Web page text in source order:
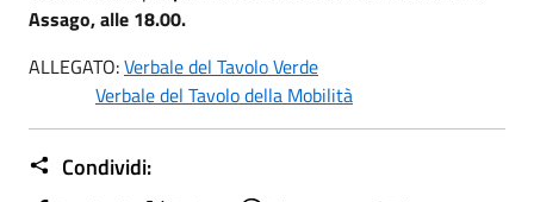
Assago, alle 18.00.
ALLEGATO:Verbale del Tavolo Verde
Verbale del Tavolo della Mobilità
Condividi: